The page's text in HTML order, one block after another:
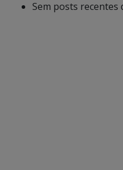
Sem posts recentes